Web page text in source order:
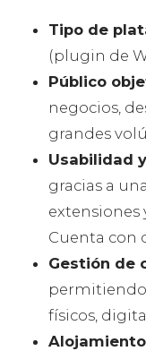
Tipo de
(plugin de
Público
negocios,
grandes
Usabilidad
gracias a
extensiones
Cuenta con
Gestión de
físicos,